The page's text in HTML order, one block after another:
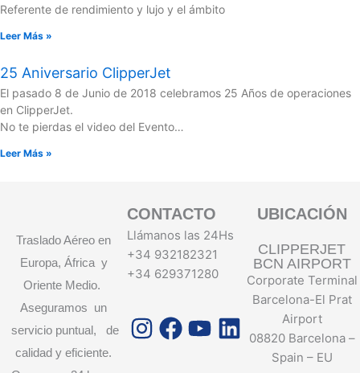
Referente de rendimiento y lujo y el ámbito
Leer Más »
25 Aniversario ClipperJet
El pasado 8 de Junio de 2018 celebramos 25 Años de operaciones
en ClipperJet.
No te pierdas el video del Evento…
Leer Más »
Traslado Aéreo en
Europa, África y
Oriente Medio.
Aseguramos un
servicio puntual, de
calidad y eficiente.
CONTACTO
Llámanos las 24Hs
+34 932182321
+34 629371280
Instagram
Facebook
Youtube
Linkedin
UBICACIÓN
CLIPPERJET
BCN AIRPORT
Corporate Terminal
Barcelona-El Prat
Airport
08820 Barcelona –
Spain – EU